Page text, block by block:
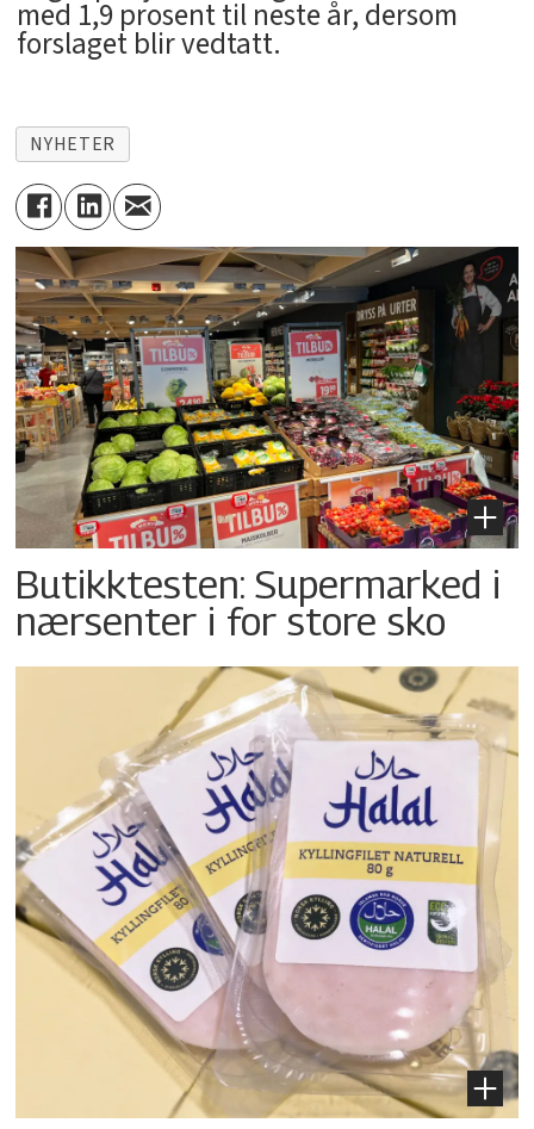
med 1,9 prosent til neste år, dersom
forslaget blir vedtatt.
NYHETER
Butikktesten: Supermarked i
nærsenter i for store sko